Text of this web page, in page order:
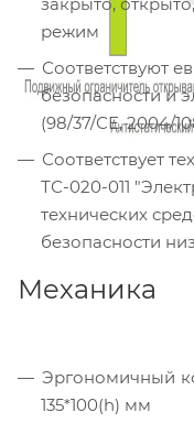
режим
Соответствуют
безопасности и
(98/37/СЕ, 2004/
Соответствует
ТС-020-011
технических
безопасности
Механика
Эргономичный
135*100(h) мм